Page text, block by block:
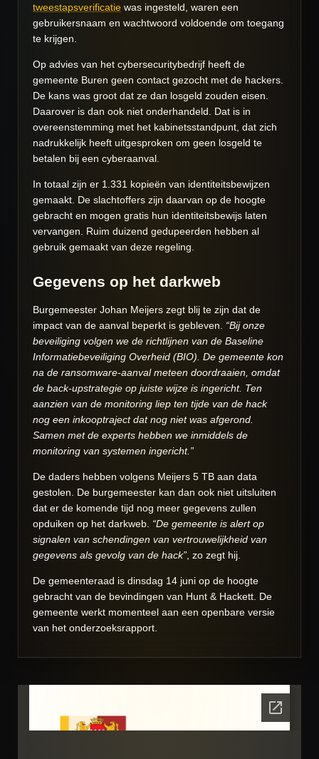
tweestapsverificatie was ingesteld, waren een
gebruikersnaam en wachtwoord voldoende om toegang
te krijgen.
Op advies van het cybersecuritybedrijf heeft de
gemeente Buren geen contact gezocht met de hackers.
De kans was groot dat ze dan losgeld zouden eisen.
Daarover is dan ook niet onderhandeld. Dat is in
overeenstemming met het kabinetsstandpunt, dat zich
nadrukkelijk heeft uitgesproken om geen losgeld te
betalen bij een cyberaanval.
In totaal zijn er 1.331 kopieën van identiteitsbewijzen
gemaakt. De slachtoffers zijn daarvan op de hoogte
gebracht en mogen gratis hun identiteitsbewijs laten
vervangen. Ruim duizend gedupeerden hebben al
gebruik gemaakt van deze regeling.
Gegevens op het darkweb
Burgemeester Johan Meijers zegt blij te zijn dat de
impact van de aanval beperkt is gebleven. “Bij onze
beveiliging volgen we de richtlijnen van de Baseline
Informatiebeveiliging Overheid (BIO). De gemeente kon
na de ransomware-aanval meteen doordraaien, omdat
de back-upstrategie op juiste wijze is ingericht. Ten
aanzien van de monitoring liep ten tijde van de hack
nog een inkooptraject dat nog niet was afgerond.
Samen met de experts hebben we inmiddels de
monitoring van systemen ingericht.”
De daders hebben volgens Meijers 5 TB aan data
gestolen. De burgemeester kan dan ook niet uitsluiten
dat er de komende tijd nog meer gegevens zullen
opduiken op het darkweb. “De gemeente is alert op
signalen van schendingen van vertrouwelijkheid van
gegevens als gevolg van de hack”, zo zegt hij.
De gemeenteraad is dinsdag 14 juni op de hoogte
gebracht van de bevindingen van Hunt & Hackett. De
gemeente werkt momenteel aan een openbare versie
van het onderzoeksrapport.